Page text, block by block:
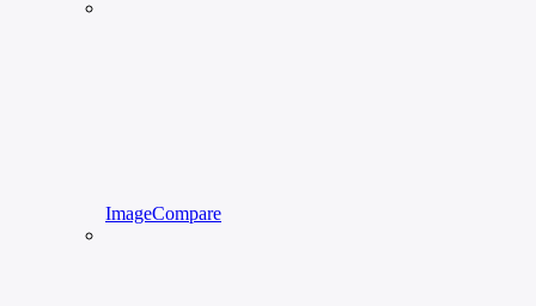
ImageCompare